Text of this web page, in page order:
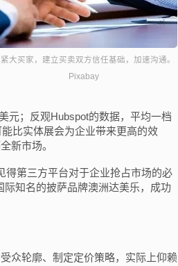
大买家，建立买卖双方信任基础，加速沟通。
Pixabay
元；反观Hubspot的数据，平均一档
比实体展会为企业带来更高的效
新市场。
得第三方平台对于企业抢占市场的必
知名的披萨品牌澳洲达美乐，成功
众轮廓、制定定价策略，实际上仰赖